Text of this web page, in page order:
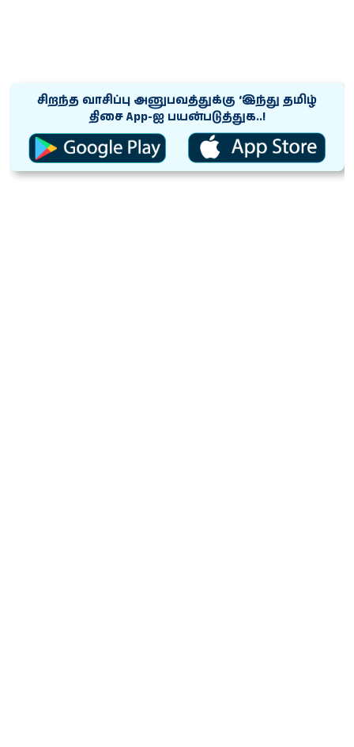
சிறந்த வாசிப்பு அனுபவத்துக்கு ‘இந்து தமிழ்
திசை App-ஐ பயன்படுத்துக..!